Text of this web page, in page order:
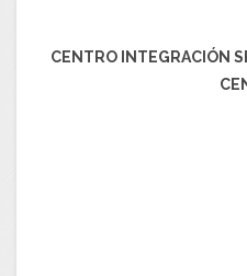
CENTRO INTEGRACIÓN